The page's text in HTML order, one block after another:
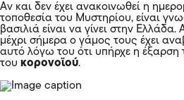
Αν και δεν έχει ανακοινωθεί η
τοποθεσία του Μυστηρίου, είναι
βασιλιά είναι να γίνει στην Ελλάδα.
μέχρι σήμερα ο γάμος τους έχει
αυτό λόγω του ότι υπήρχε η έξαρση
του κορονοϊού.